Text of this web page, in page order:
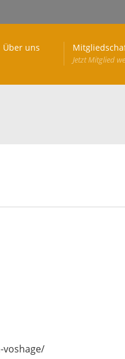
Über uns
Jetzt Mitglied